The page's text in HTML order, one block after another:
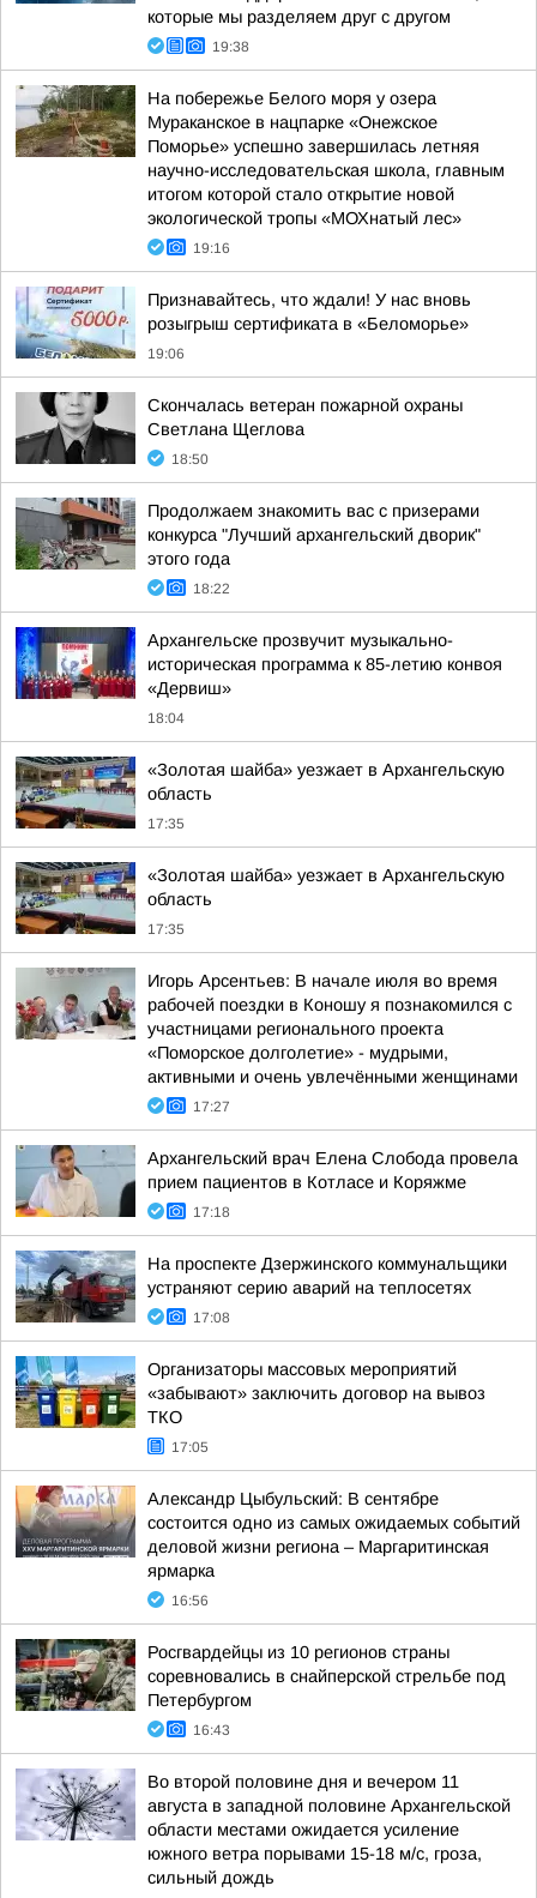
которые мы разделяем друг с другом
19:38
На побережье Белого моря у озера
Мураканское в нацпарке «Онежское
Поморье» успешно завершилась летняя
научно-исследовательская школа, главным
итогом которой стало открытие новой
экологической тропы «МОХнатый лес»
19:16
Признавайтесь, что ждали! У нас вновь
розыгрыш сертификата в «Беломорье»
19:06
Скончалась ветеран пожарной охраны
Светлана Щеглова
18:50
Продолжаем знакомить вас с призерами
конкурса "Лучший архангельский дворик"
этого года
18:22
Архангельске прозвучит музыкально-
историческая программа к 85-летию конвоя
«Дервиш»
18:04
«Золотая шайба» уезжает в Архангельскую
область
17:35
«Золотая шайба» уезжает в Архангельскую
область
17:35
Игорь Арсентьев: В начале июля во время
рабочей поездки в Коношу я познакомился с
участницами регионального проекта
«Поморское долголетие» - мудрыми,
активными и очень увлечёнными женщинами
17:27
Архангельский врач Елена Слобода провела
прием пациентов в Котласе и Коряжме
17:18
На проспекте Дзержинского коммунальщики
устраняют серию аварий на теплосетях
17:08
Организаторы массовых мероприятий
«забывают» заключить договор на вывоз
ТКО
17:05
Александр Цыбульский: В сентябре
состоится одно из самых ожидаемых событий
деловой жизни региона – Маргаритинская
ярмарка
16:56
Росгвардейцы из 10 регионов страны
соревновались в снайперской стрельбе под
Петербургом
16:43
Во второй половине дня и вечером 11
августа в западной половине Архангельской
области местами ожидается усиление
южного ветра порывами 15-18 м/с, гроза,
сильный дождь